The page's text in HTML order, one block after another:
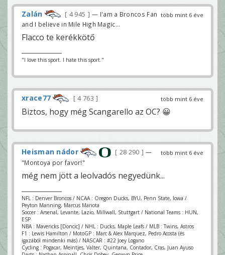
több mint 6 éve
Zalán 4 945
— I'am a Broncos Fan
and I believe in Mile High Magic...
Flacco te kerékkötő
"I love this sport. I hate this sport."
több mint 6 éve
xrace77 4 763
Biztos, hogy még Scangarello az OC? 😀
több mint 6 éve
Heisman nádor 28 290
—
"Montoya por favor!"
még nem jött a leolvadós negyedünk...
NFL : Denver Broncos / NCAA : Oregon Ducks, BYU, Penn State, Iowa /
Peyton Manning, Marcus Mariota
Soccer : Arsenal, Levante, Lazio, Millwall, Stuttgart / National Teams : HUN,
ESP
NBA : Mavericks [Doncic] / NHL : Ducks, Maple Leafs / MLB : Twins, Astros
F1 : Lewis Hamilton / MotoGP : Marc & Alex Marquez, Pedro Acosta (és
igazából mindenki más) / NASCAR : #22 Joey Logano
Cycling : Pogacar, Meintjes, Valter, Quintana, Contador, Cras, Juan Ayuso